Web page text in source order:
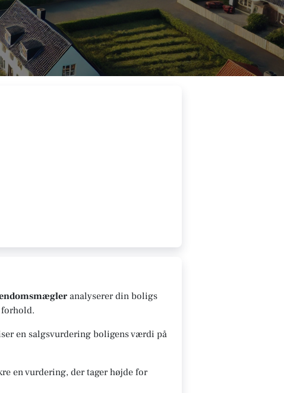
analyserer din boligs
en salgsvurdering boligens værdi på
en vurdering, der tager højde for